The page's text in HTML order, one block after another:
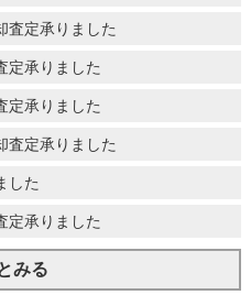
定承りました
承りました
承りました
定承りました
した
承りました
みる